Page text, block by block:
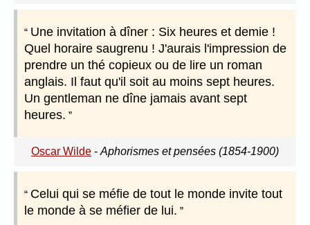
Une invitation à dîner : Six heures et demie !
Quel horaire saugrenu ! J'aurais l'impression de
prendre un thé copieux ou de lire un roman
anglais. Il faut qu'il soit au moins sept heures.
Un gentleman ne dîne jamais avant sept
heures.
Oscar Wilde - Aphorismes et pensées (1854-1900)
Celui qui se méfie de tout le monde invite tout
le monde à se méfier de lui.